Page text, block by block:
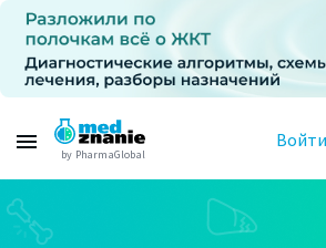
by PharmaGlobal
Войти